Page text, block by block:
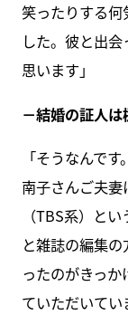
笑ったりする
した。彼と出
思います」
－結婚の証人
「そうなんで
南子さんご夫妻
（TBS系）と
と雑誌の編集
ったのがきっ
ていただいてい